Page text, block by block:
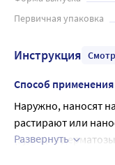
Первичная упаковка
Инструкция
Способ
Наружно, наносят
растирают или
(зудящие
Развернуть